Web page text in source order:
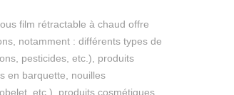
film rétractable à chaud offre
notamment : différents types de
pesticides, etc.), produits
en barquette, nouilles
etc.), produits cosmétiques